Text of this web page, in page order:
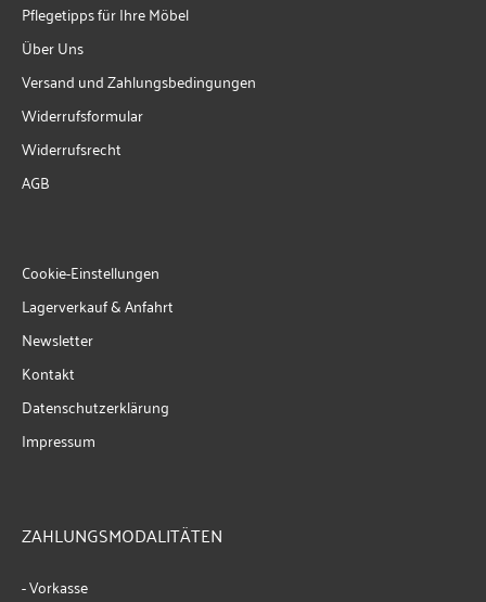
Pflegetipps für Ihre Möbel
Über Uns
Versand und Zahlungsbedingungen
Widerrufsformular
Widerrufsrecht
AGB
Cookie-Einstellungen
Lagerverkauf & Anfahrt
Newsletter
Kontakt
Datenschutzerklärung
Impressum
ZAHLUNGSMODALITÄTEN
- Vorkasse